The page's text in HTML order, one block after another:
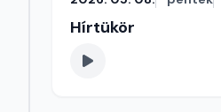
Hírtükör